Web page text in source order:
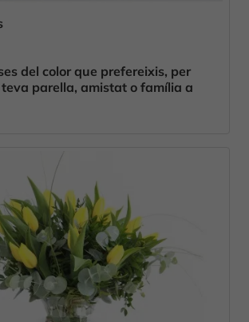
del color que prefereixis, per
parella, amistat o família a